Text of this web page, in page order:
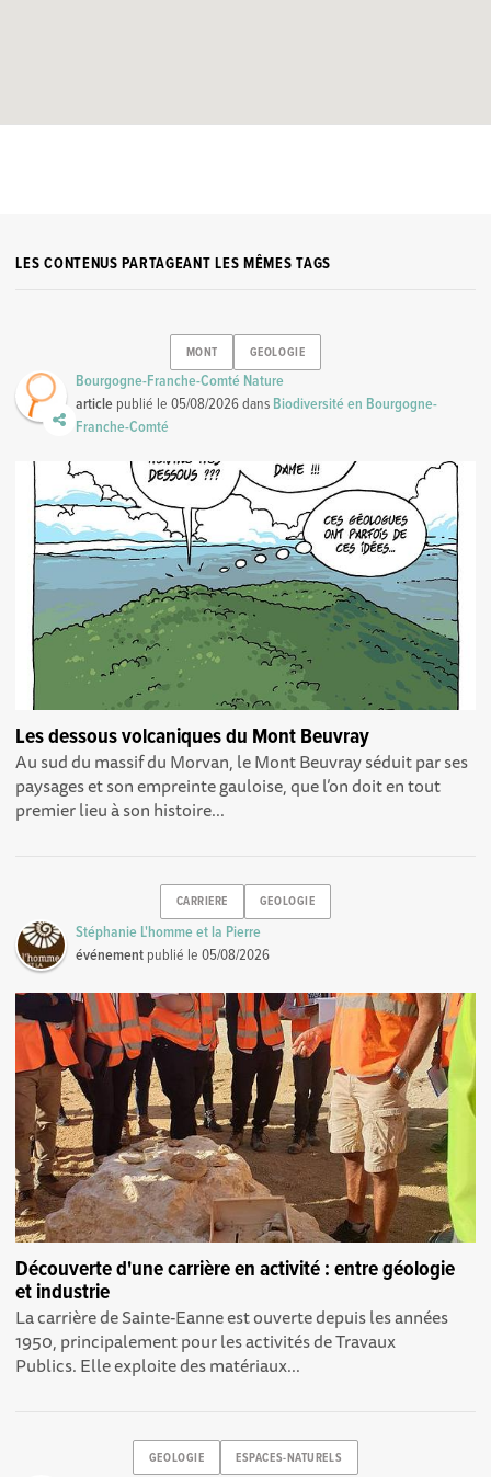
LES CONTENUS PARTAGEANT LES MÊMES TAGS
MONT GEOLOGIE
Bourgogne-Franche-Comté Nature
article publié le05/08/2026dans Biodiversité en Bourgogne-
Franche-Comté
Les dessous volcaniques du Mont Beuvray
Au sud du massif du Morvan, le Mont Beuvray séduit par ses
paysages et son empreinte gauloise, que l’on doit en tout
premier lieu à son histoire...
CARRIERE GEOLOGIE
Stéphanie L'homme et la Pierre
événement publié le05/08/2026
Découverte d'une carrière en activité : entre géologie
et industrie
La carrière de Sainte-Eanne est ouverte depuis les années
1950, principalement pour les activités de Travaux
Publics. Elle exploite des matériaux...
GEOLOGIE ESPACES-NATURELS